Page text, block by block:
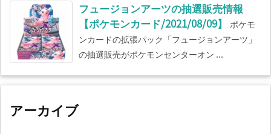
フュージョンアーツの抽選販売情報
【ポケモンカード/2021/08/09】
ポケモ
ンカードの拡張パック「フュージョンアーツ」
の抽選販売がポケモンセンターオン ...
アーカイブ